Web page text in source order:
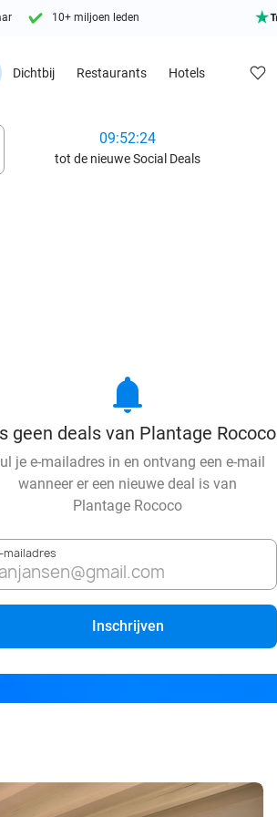
10+ miljoen leden
Dichtbij Restaurants Hotels
09:52:22
tot de nieuwe Social Deals
notifications
geen deals van Plantage Rococo
je e-mailadres in en ontvang een e-mail
wanneer er een nieuwe deal is van
Plantage Rococo
mailadres
Inschrijven